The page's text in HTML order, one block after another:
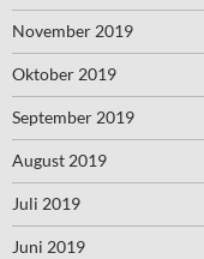
November 2019
Oktober 2019
September 2019
August 2019
Juli 2019
Juni 2019